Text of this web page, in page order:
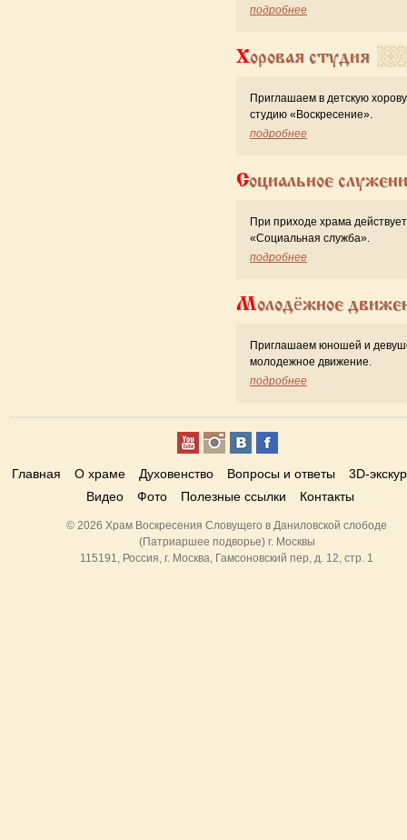
подробнее
Хоровая студия
Приглашаем в детскую
студию «Воскресение».
подробнее
Социальное
При приходе храма действует
«Cоциальная служба».
подробнее
Молодёжное
Приглашаем юношей и
молодежное движение.
подробнее
Главная О храме Духовенство Вопросы и ответы
3D-
Видео
Фото Полезные ссылки Контакты
© 2026 Храм Воскресения Словущего в Даниловской слободе
(Патриаршее подворье) г. Москвы
115191, Россия, г. Москва, Гамсоновский пер, д. 12, стр. 1